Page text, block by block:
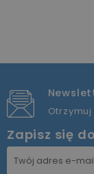
Zapisz się